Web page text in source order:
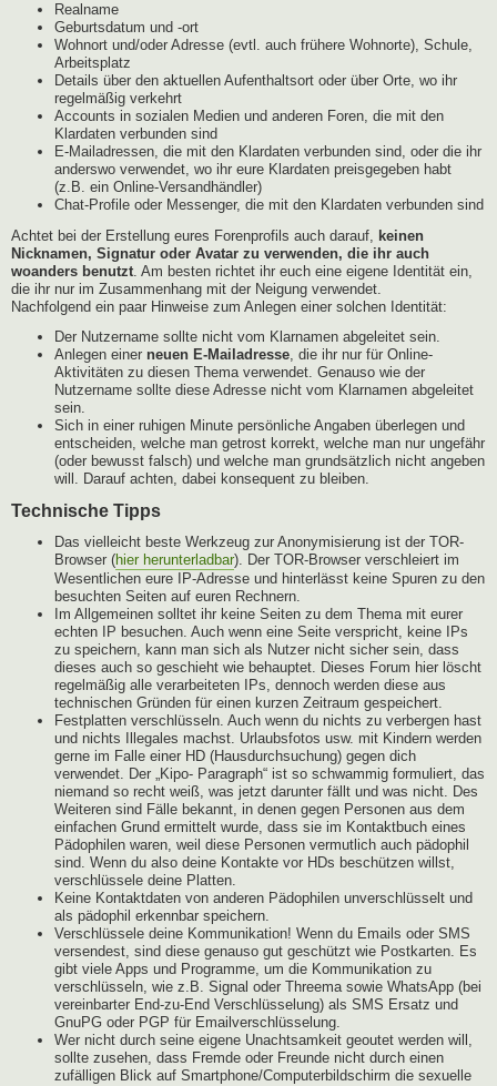
Realname
Geburtsdatum und -ort
Wohnort und/oder Adresse (evtl. auch frühere Wohnorte), Schule,
Arbeitsplatz
Details über den aktuellen Aufenthaltsort oder über Orte, wo ihr
regelmäßig verkehrt
Accounts in sozialen Medien und anderen Foren, die mit den
Klardaten verbunden sind
E-Mailadressen, die mit den Klardaten verbunden sind, oder die ihr
anderswo verwendet, wo ihr eure Klardaten preisgegeben habt
(z.B. ein Online-Versandhändler)
Chat-Profile oder Messenger, die mit den Klardaten verbunden sind
Achtet bei der Erstellung eures Forenprofils auch darauf, keinen
Nicknamen, Signatur oder Avatar zu verwenden, die ihr auch
woanders benutzt. Am besten richtet ihr euch eine eigene Identität ein,
die ihr nur im Zusammenhang mit der Neigung verwendet.
Nachfolgend ein paar Hinweise zum Anlegen einer solchen Identität:
Der Nutzername sollte nicht vom Klarnamen abgeleitet sein.
Anlegen einer neuen E-Mailadresse , die ihr nur für Online-
Aktivitäten zu diesen Thema verwendet. Genauso wie der
Nutzername sollte diese Adresse nicht vom Klarnamen abgeleitet
sein.
Sich in einer ruhigen Minute persönliche Angaben überlegen und
entscheiden, welche man getrost korrekt, welche man nur ungefähr
(oder bewusst falsch) und welche man grundsätzlich nicht angeben
will. Darauf achten, dabei konsequent zu bleiben.
Technische Tipps
Das vielleicht beste Werkzeug zur Anonymisierung ist der TOR-
Browser (hier herunterladbar). Der TOR-Browser verschleiert im
Wesentlichen eure IP-Adresse und hinterlässt keine Spuren zu den
besuchten Seiten auf euren Rechnern.
Im Allgemeinen solltet ihr keine Seiten zu dem Thema mit eurer
echten IP besuchen. Auch wenn eine Seite verspricht, keine IPs
zu speichern, kann man sich als Nutzer nicht sicher sein, dass
dieses auch so geschieht wie behauptet. Dieses Forum hier löscht
regelmäßig alle verarbeiteten IPs, dennoch werden diese aus
technischen Gründen für einen kurzen Zeitraum gespeichert.
Festplatten verschlüsseln. Auch wenn du nichts zu verbergen hast
und nichts Illegales machst. Urlaubsfotos usw. mit Kindern werden
gerne im Falle einer HD (Hausdurchsuchung) gegen dich
verwendet. Der „Kipo- Paragraph“ ist so schwammig formuliert, das
niemand so recht weiß, was jetzt darunter fällt und was nicht. Des
Weiteren sind Fälle bekannt, in denen gegen Personen aus dem
einfachen Grund ermittelt wurde, dass sie im Kontaktbuch eines
Pädophilen waren, weil diese Personen vermutlich auch pädophil
sind. Wenn du also deine Kontakte vor HDs beschützen willst,
verschlüssele deine Platten.
Keine Kontaktdaten von anderen Pädophilen unverschlüsselt und
als pädophil erkennbar speichern.
Verschlüssele deine Kommunikation! Wenn du Emails oder SMS
versendest, sind diese genauso gut geschützt wie Postkarten. Es
gibt viele Apps und Programme, um die Kommunikation zu
verschlüsseln, wie z.B. Signal oder Threema sowie WhatsApp (bei
vereinbarter End-zu-End Verschlüsselung) als SMS Ersatz und
GnuPG oder PGP für Emailverschlüsselung.
Wer nicht durch seine eigene Unachtsamkeit geoutet werden will,
sollte zusehen, dass Fremde oder Freunde nicht durch einen
zufälligen Blick auf Smartphone/Computerbildschirm die sexuelle